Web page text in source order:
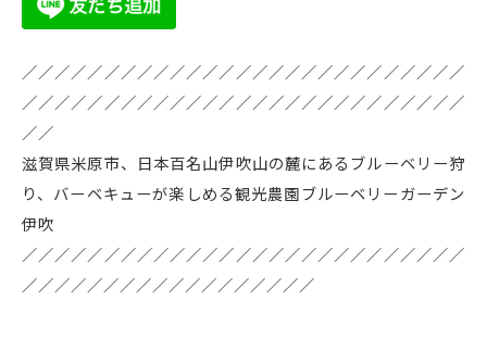
／／／／／／／／／／／／／／／／／／／／／／／／／／／
／／／／／／／／／／／／／／／／／／／／／／／／／／／
／／
滋賀県米原市、日本百名山伊吹山の麓にあるブルーベリー狩
り、バーベキューが楽しめる観光農園ブルーベリーガーデン
伊吹
／／／／／／／／／／／／／／／／／／／／／／／／／／／
／／／／／／／／／／／／／／／／／／